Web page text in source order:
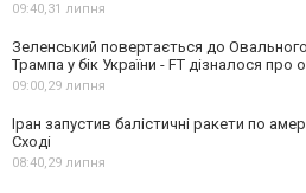
09:40,31 липня
Зеленський повертається до Овального
Трампа у бік України - FT дізналося про
09:00,29 липня
Іран запустив балістичні ракети по
Сході
08:40,29 липня